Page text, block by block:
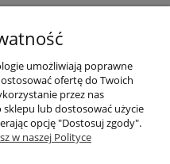
dostawy
umożliwiają poprawne
ofertę do Twoich
przez nas
lub dostosować użycie
opcję "Dostosuj zgody".
w naszej Polityce